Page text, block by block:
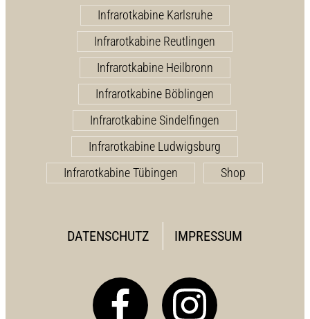
DATENSCHUTZ IMPRESSUM
Infrarotkabine Karlsruhe
Infrarotkabine Reutlingen
Infrarotkabine Heilbronn
Infrarotkabine Böblingen
Infrarotkabine Sindelfingen
Infrarotkabine Ludwigsburg
Infrarotkabine Tübingen
Shop